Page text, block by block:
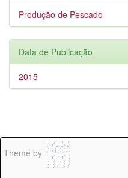
Produção de Pescado
Data de Publicação
2015
Theme by